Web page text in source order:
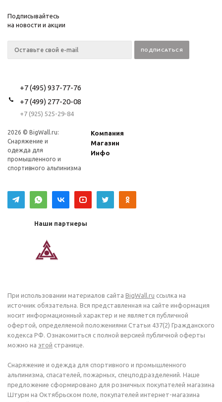
Подписывайтесь
на новости и акции
+7 (495) 937-77-76
+7 (499) 277-20-08
+7 (925) 525-29-84
2026 © BigWall.ru:
Снаряжение и
одежда для
промышленного и
спортивного альпинизма
Компания
Магазин
Инфо
Наши партнеры
При использовании материалов сайта BigWall.ru ссылка на
источник обязательна. Вся представленная на сайте информация
носит информационный характер и не является публичной
офертой, определяемой положениями Статьи 437(2) Гражданского
кодекса РФ. Ознакомиться с полной версией публичной оферты
можно на этой странице.
Снаряжение и одежда для спортивного и промышленного
альпинизма, спасателей, пожарных, спецподразделений. Наше
предложение сформировано для розничных покупателей магазина
Штурм на Октябрьском поле, покупателей интернет-магазина